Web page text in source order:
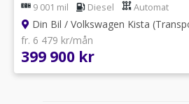
9 001 mil Diesel Automat
Din Bil / Volkswagen Kista
fr. 6 479 kr/mån
399 900 kr